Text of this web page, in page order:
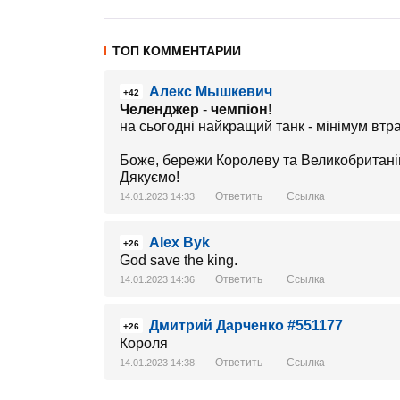
ТОП КОММЕНТАРИИ
+42
Алекс Мышкевич
Челенджер - чемпіон!
на сьогодні найкращий танк - мінімум
Боже, бережи Королеву та
Дякуємо!
14.01.2023 14:33 Ответить Ссылка
+26
Alex Byk
God save the king.
14.01.2023 14:36 Ответить Ссылка
+26
Дмитрий Дарченко #551177
Короля
14.01.2023 14:38 Ответить Ссылка